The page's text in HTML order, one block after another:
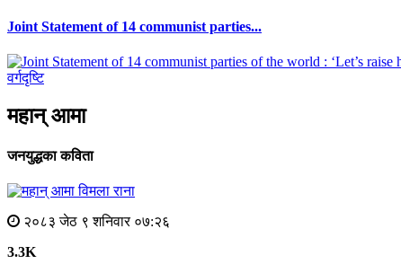
Joint Statement of 14 communist parties...
वर्गदृष्टि
महान् आमा
जनयुद्धका कविता
विमला राना
२०८३ जेठ ९ शनिवार ०७:२६
3.3K